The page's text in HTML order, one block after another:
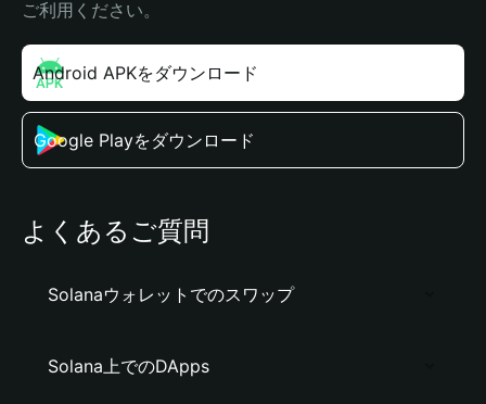
ご利用ください。
Android APKをダウンロード
Google Playをダウンロード
よくあるご質問
Solanaウォレットでのスワップ
Solana上でのDApps